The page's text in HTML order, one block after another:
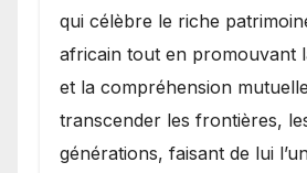
qui célèbre le riche
africain tout en promouvant
et la compréhension
transcender les frontières,
générations, faisant de lui